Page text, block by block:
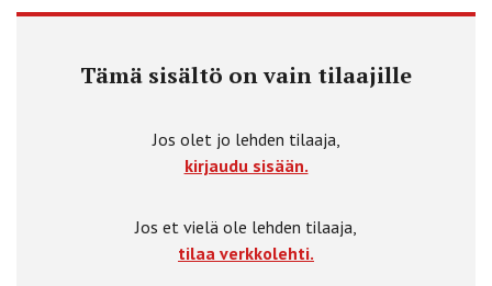
Tämä sisältö on vain tilaajille
Jos olet jo lehden tilaaja,
kirjaudu sisään.
Jos et vielä ole lehden tilaaja,
tilaa verkkolehti.